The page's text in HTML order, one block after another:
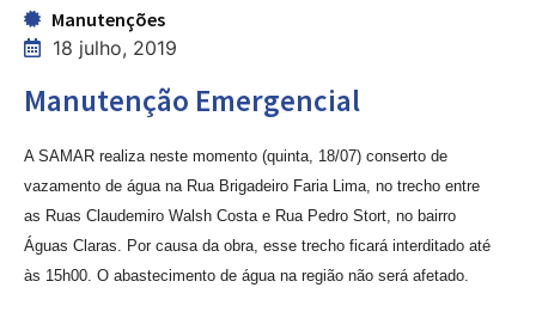
Manutenções
18 julho, 2019
Manutenção Emergencial
A SAMAR realiza neste momento (quinta, 18/07) conserto de
vazamento de água na Rua Brigadeiro Faria Lima, no trecho entre
as Ruas Claudemiro Walsh Costa e Rua Pedro Stort, no bairro
Águas Claras. Por causa da obra, esse trecho ficará interditado até
às 15h00. O abastecimento de água na região não será afetado.